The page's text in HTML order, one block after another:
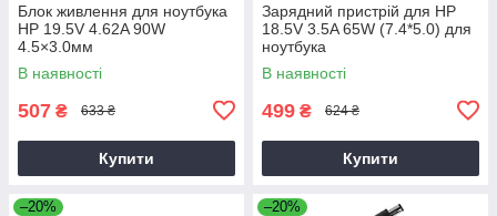
Блок живлення для ноутбука
HP 19.5V 4.62A 90W
4.5×3.0мм
В наявності
507 ₴ 633 ₴
Купити
Зарядний пристрій для HP
18.5V 3.5A 65W (7.4*5.0) для
ноутбука
В наявності
499 ₴ 624 ₴
Купити
–20% –20%